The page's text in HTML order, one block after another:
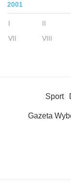
2001
I II
VII
VIII
Sport
Gazeta